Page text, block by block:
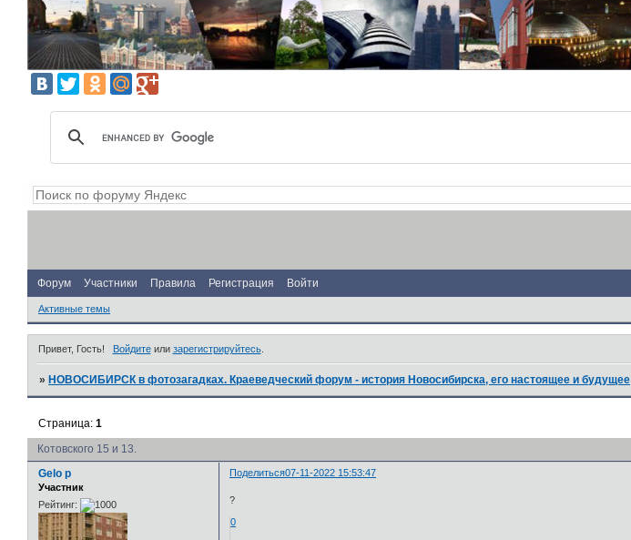
Форум Участники Правила Регистрация Войти
Активные темы
Привет, Гость! Войдитеили зарегистрируйтесь.
»НОВОСИБИРСК в фотозагадках. Краеведческий форум - история Новосибирска, его настоящее и будущее
Котовского 15 и 13.
Страница:1
Поделиться07-11-2022 15:53:47
Gelo p
Участник
Рейтинг:
?
0